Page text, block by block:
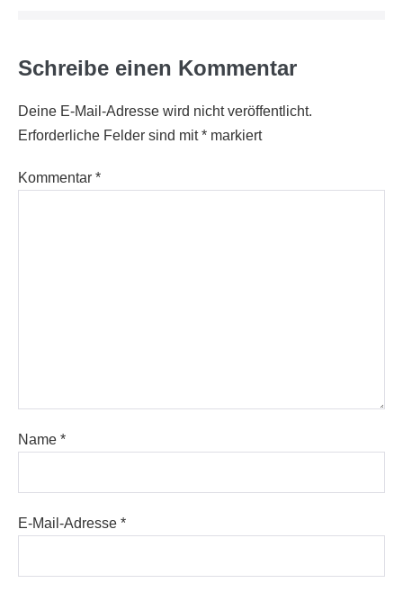
Schreibe einen Kommentar
Deine E-Mail-Adresse wird nicht veröffentlicht.
Erforderliche Felder sind mit* markiert
Kommentar *
Name *
E-Mail-Adresse *